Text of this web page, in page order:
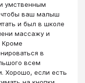
умственным
чтобы ваш малыш
и был в школе
массажу и
Кроме
в
всем
Хорошо, если есть